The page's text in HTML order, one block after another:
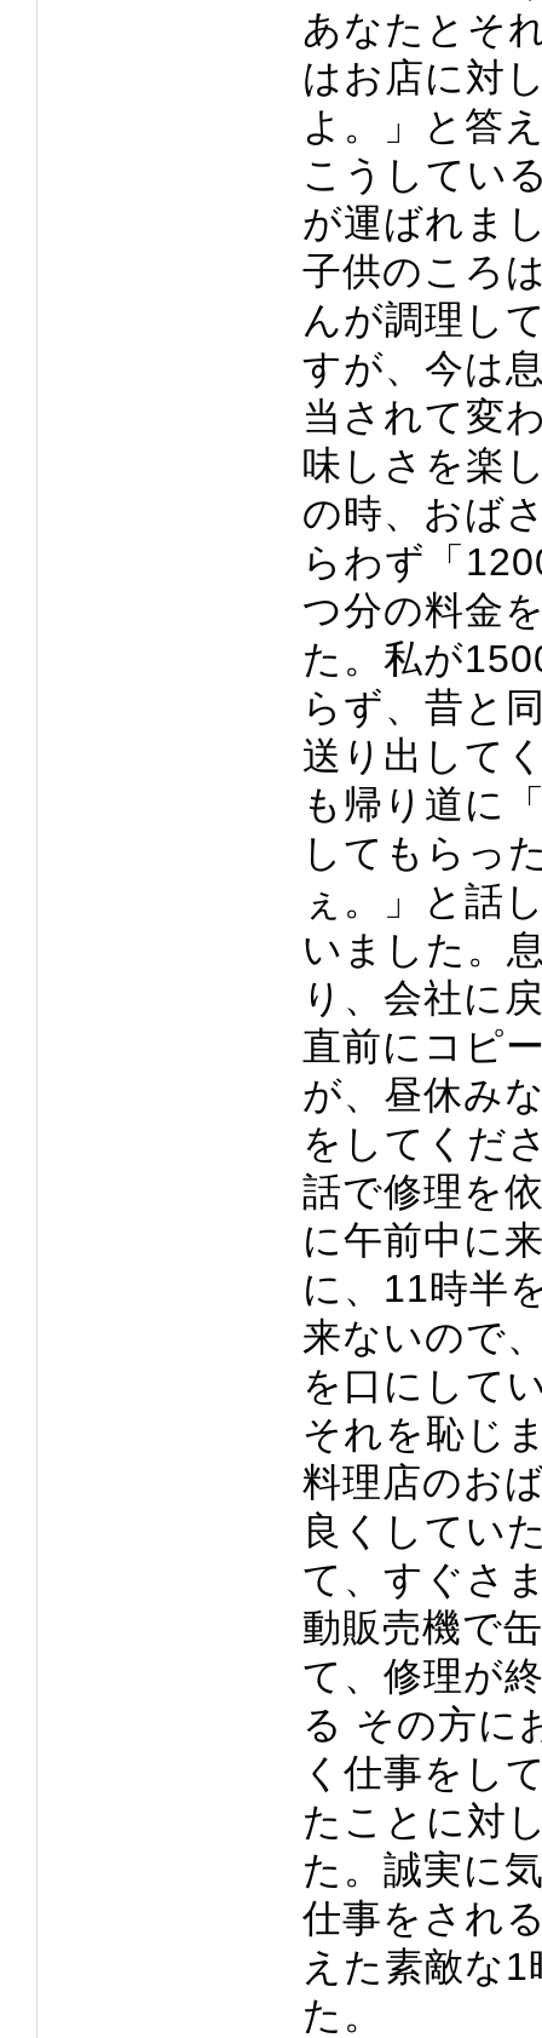
あなたとそ
はお店に対
よ。」と答
こうしてい
が運ばれま
子供のころ
んが調理し
すが、今は
当されて変
味しさを楽
の時、おば
らわず「
つ分の料金
た。私が
らず、昔と
送り出して
も帰り道に
してもらっ
ぇ。」と話
いました。
り、会社に
直前にコピ
が、昼休み
をしてくだ
話で修理を
に午前中に
に、11時半
来ないので
を口にして
それを恥じ
料理店のお
良くしてい
て、すぐさ
動販売機で
て、修理が
る その方に
く仕事をし
たことに対
た。誠実に
仕事をされ
えた素敵な
た。